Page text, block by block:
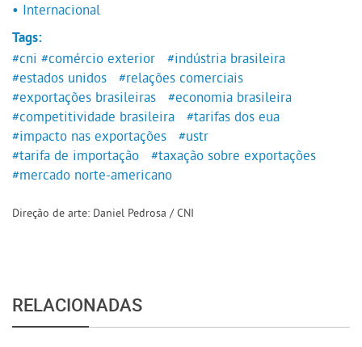
• Internacional
Tags:
#cni #comércio exterior
#indústria brasileira
#estados unidos
#relações comerciais
#exportações brasileiras
#economia brasileira
#competitividade brasileira
#tarifas dos eua
#impacto nas exportações
#ustr
#tarifa de importação
#taxação sobre exportações
#mercado norte-americano
Direção de arte: Daniel Pedrosa / CNI
RELACIONADAS